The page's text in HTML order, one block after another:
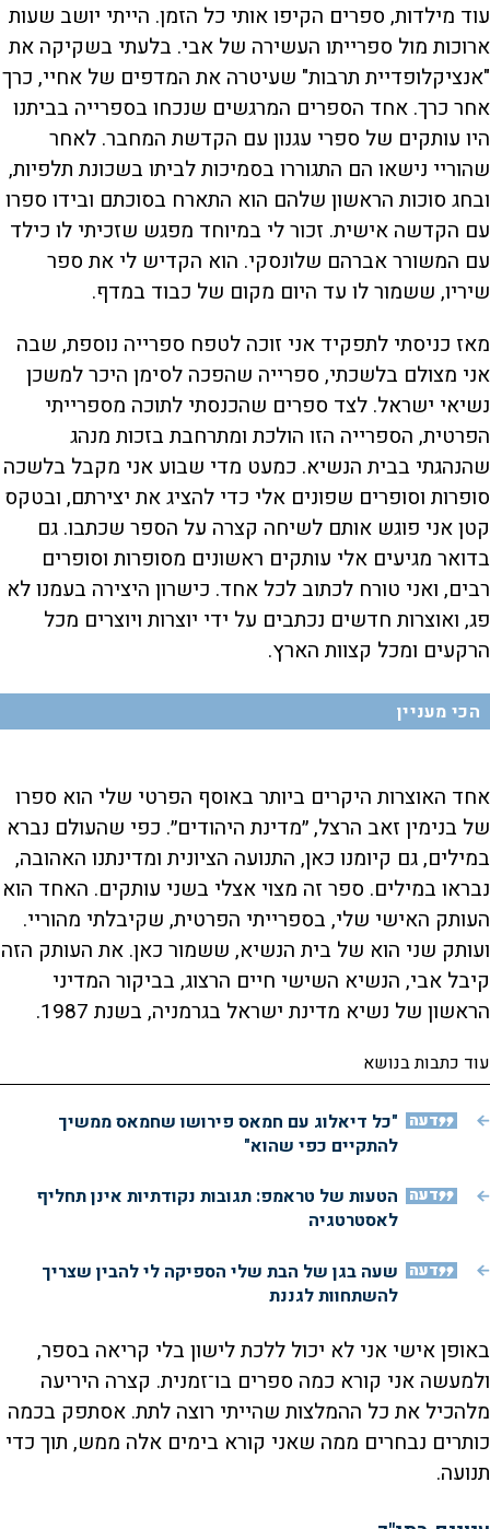
עוד מילדות, ספרים הקיפו אותי כל הזמן. הייתי יושב שעות
ארוכות מול ספרייתו העשירה של אבי. בלעתי בשקיקה את
"אנציקלופדיית תרבות" שעיטרה את המדפים של אחיי, כרך
אחר כרך. אחד הספרים המרגשים שנכחו בספרייה בביתנו
היו עותקים של ספרי עגנון עם הקדשת המחבר. לאחר
שהוריי נישאו הם התגוררו בסמיכות לביתו בשכונת תלפיות,
ובחג סוכות הראשון שלהם הוא התארח בסוכתם ובידו ספרו
עם הקדשה אישית. זכור לי במיוחד מפגש שזכיתי לו כילד
עם המשורר אברהם שלונסקי. הוא הקדיש לי את ספר
שיריו, ששמור לו עד היום מקום של כבוד במדף.
מאז כניסתי לתפקיד אני זוכה לטפח ספרייה נוספת, שבה
אני מצולם בלשכתי, ספרייה שהפכה לסימן היכר למשכן
נשיאי ישראל. לצד ספרים שהכנסתי לתוכה מספרייתי
הפרטית, הספרייה הזו הולכת ומתרחבת בזכות מנהג
שהנהגתי בבית הנשיא. כמעט מדי שבוע אני מקבל בלשכה
סופרות וסופרים שפונים אלי כדי להציג את יצירתם, ובטקס
קטן אני פוגש אותם לשיחה קצרה על הספר שכתבו. גם
בדואר מגיעים אלי עותקים ראשונים מסופרות וסופרים
רבים, ואני טורח לכתוב לכל אחד. כישרון היצירה בעמנו לא
פג, ואוצרות חדשים נכתבים על ידי יוצרות ויוצרים מכל
הרקעים ומכל קצוות הארץ.
הכי מעניין
אחד האוצרות היקרים ביותר באוסף הפרטי שלי הוא ספרו
של בנימין זאב הרצל, ״מדינת היהודים״. כפי שהעולם נברא
במילים, גם קיומנו כאן, התנועה הציונית ומדינתנו האהובה,
נבראו במילים. ספר זה מצוי אצלי בשני עותקים. האחד הוא
העותק האישי שלי, בספרייתי הפרטית, שקיבלתי מהוריי.
ועותק שני הוא של בית הנשיא, ששמור כאן. את העותק הזה
קיבל אבי, הנשיא השישי חיים הרצוג, בביקור המדיני
הראשון של נשיא מדינת ישראל בגרמניה, בשנת 1987.
עוד כתבות בנושא
דעה "כל דיאלוג עם חמאס פירושו שחמאס ממשיך
להתקיים כפי שהוא"
דעה הטעות של טראמפ: תגובות נקודתיות אינן תחליף
לאסטרטגיה
דעה שעה בגן של הבת שלי הספיקה לי להבין שצריך
להשתחוות לגננת
באופן אישי אני לא יכול ללכת לישון בלי קריאה בספר,
ולמעשה אני קורא כמה ספרים בו־זמנית. קצרה היריעה
מלהכיל את כל ההמלצות שהייתי רוצה לתת. אסתפק בכמה
כותרים נבחרים ממה שאני קורא בימים אלה ממש, תוך כדי
תנועה.